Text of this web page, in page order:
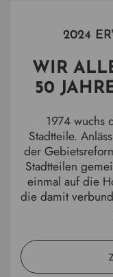
2024
WIR
50
1974 wuchs
Stadtteile.
der
Stadtteilen
einmal auf die
die damit